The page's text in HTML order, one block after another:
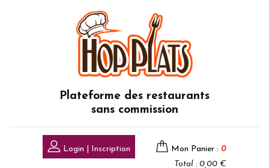
Plateforme des restaurants
sans commission
Login | Inscription Mon Panier : 0
Total : 0,00 €